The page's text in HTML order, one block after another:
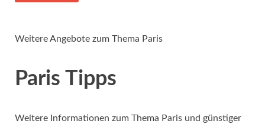
Weitere Angebote zum Thema Paris
Paris Tipps
Weitere Informationen zum Thema Paris und günstiger